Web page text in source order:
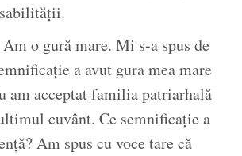
o gură mare. Mi s-a spus de
a avut gura mea mare
am acceptat familia patriarhală
cuvânt. Ce semnificație a
Am spus cu voce tare că